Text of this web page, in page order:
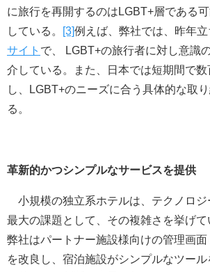
に旅行を再開するのはLGBT+層である
している。
[3]例えば、弊社では、昨年立
サイト で、 LGBT+の旅行者に対し意識
介している。また、日本では短期間で数
し、LGBT+のニーズに合う具体的な取
る。
革新的かつシンプルなサービスを提供
小規模の独立系ホテルは、テクノロジ
最大の課題として、その複雑さを挙げて
弊社はパートナー施設様向けの管理画
を改良し、宿泊施設がシンプルなツー